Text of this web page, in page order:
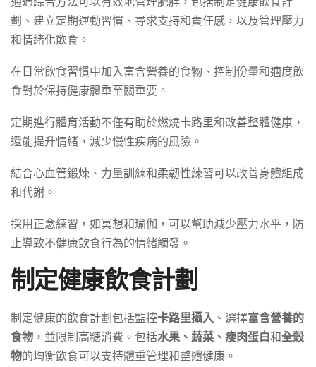
劃、建立定期運動習慣、尋求支持和責任感，以及管理壓力
和情緒化飲食。
在日常飲食習慣中加入富含營養的食物、控制份量和適度飲
食對於保持健康體重至關重要。
定期進行體育活動不僅有助於燃燒卡路里和改善整體健康，
還能提升情緒，減少慢性疾病的風險。
結合心血管鍛煉、力量訓練和柔韌性練習可以改善身體組成
和代謝。
採用正念練習，如冥想和瑜伽，可以幫助減少壓力水平，防
止導致不健康飲食行為的情緒觸發。
制定健康飲食計劃
制定健康的飲食計劃包括監控卡路里攝入 、選擇富含營養的
食物 ，並限制高糖消費。包括水果、蔬菜、瘦肉蛋白和全穀
物的均衡飲食可以支持體重管理和整體健康。